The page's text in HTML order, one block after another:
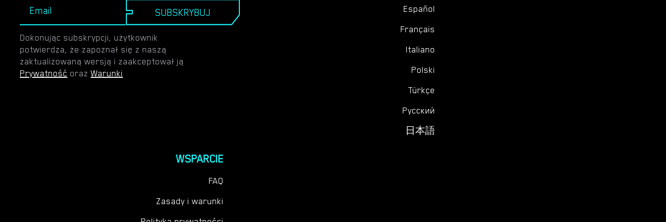
SUBSKRYBUJ
Dokonując subskrypcji, użytkownik
potwierdza, że zapoznał się z naszą
zaktualizowaną wersją i zaakceptował ją
Prywatność oraz Warunki
Español
Français
Italiano
Polski
Türkçe
Русский
日本語
WSPARCIE
FAQ
Zasady i warunki